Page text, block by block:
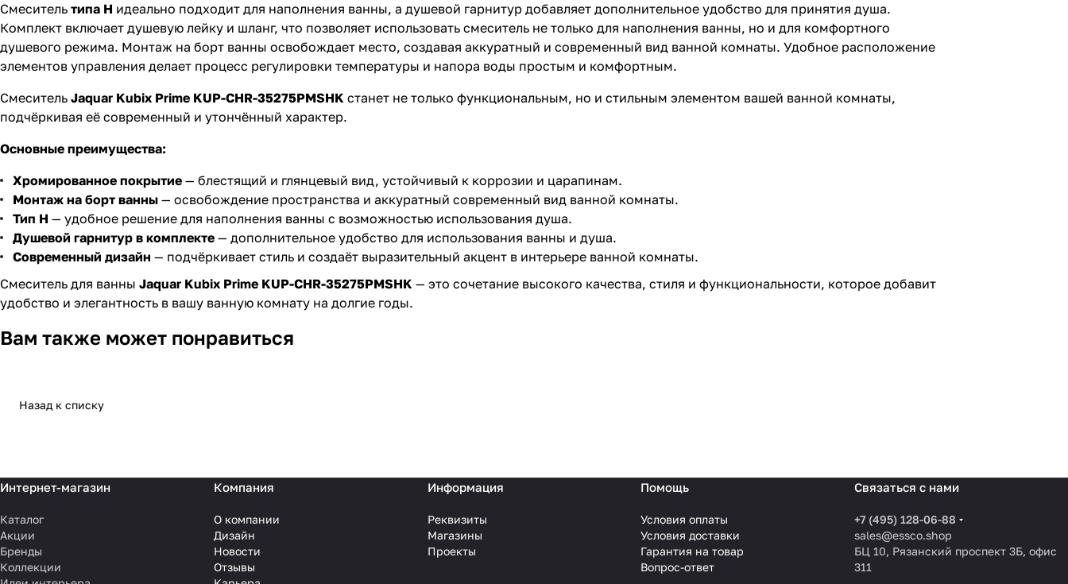
Смеситель типа H идеально подходит для наполнения ванны, а душевой гарнитур добавляет дополнительное удобство для принятия душа.
Комплект включает душевую лейку и шланг, что позволяет использовать смеситель не только для наполнения ванны, но и для комфортного
душевого режима. Монтаж на борт ванны освобождает место, создавая аккуратный и современный вид ванной комнаты. Удобное расположение
элементов управления делает процесс регулировки температуры и напора воды простым и комфортным.
Смеситель Jaquar Kubix Prime KUP-CHR-35275PMSHK станет не только функциональным, но и стильным элементом вашей ванной комнаты,
подчёркивая её современный и утончённый характер.
Основные преимущества:
Хромированное покрытие — блестящий и глянцевый вид, устойчивый к коррозии и царапинам.
Монтаж на борт ванны — освобождение пространства и аккуратный современный вид ванной комнаты.
Тип H — удобное решение для наполнения ванны с возможностью использования душа.
Душевой гарнитур в комплекте — дополнительное удобство для использования ванны и душа.
Современный дизайн — подчёркивает стиль и создаёт выразительный акцент в интерьере ванной комнаты.
Смеситель для ванны Jaquar Kubix Prime KUP-CHR-35275PMSHK — это сочетание высокого качества, стиля и функциональности, которое добавит
удобство и элегантность в вашу ванную комнату на долгие годы.
Вам также может понравиться
Назад к списку
Интернет-магазин
Каталог
Акции
Бренды
Коллекции
Компания
О компании
Дизайн
Новости
Отзывы
Информация
Реквизиты
Магазины
Проекты
Помощь
Условия оплаты
Условия доставки
Гарантия на товар
Вопрос-ответ
Связаться с нами
+7 (495) 128-06-88
sales@essco.shop
БЦ 10, Рязанский проспект 3Б, офис
311